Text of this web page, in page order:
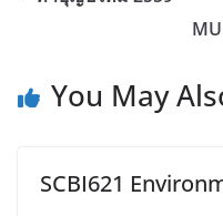
You May
SCBI621